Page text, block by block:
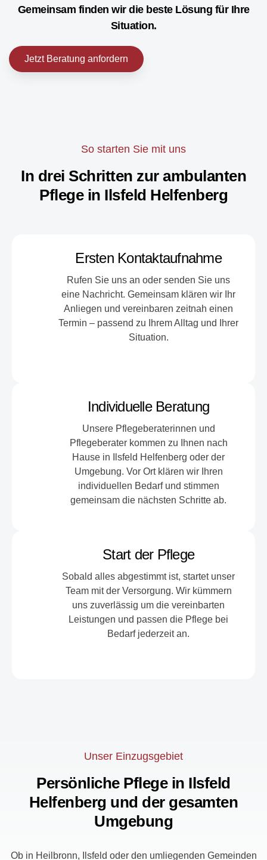
Gemeinsam finden wir die beste Lösung für Ihre
Situation.
Jetzt Beratung anfordern
So starten Sie mit uns
In drei Schritten zur ambulanten
Pflege in Ilsfeld Helfenberg
Ersten Kontaktaufnahme
Rufen Sie uns an oder senden Sie uns
eine Nachricht. Gemeinsam klären wir Ihr
Anliegen und vereinbaren zeitnah einen
Termin – passend zu Ihrem Alltag und Ihrer
Situation.
Individuelle Beratung
Unsere Pflegeberaterinnen und
Pflegeberater kommen zu Ihnen nach
Hause in Ilsfeld Helfenberg oder der
Umgebung. Vor Ort klären wir Ihren
individuellen Bedarf und stimmen
gemeinsam die nächsten Schritte ab.
Start der Pflege
Sobald alles abgestimmt ist, startet unser
Team mit der Versorgung. Wir kümmern
uns zuverlässig um die vereinbarten
Leistungen und passen die Pflege bei
Bedarf jederzeit an.
Unser Einzugsgebiet
Persönliche Pflege in Ilsfeld
Helfenberg und der gesamten
Umgebung
Ob in Heilbronn, Ilsfeld oder den umliegenden Gemeinden